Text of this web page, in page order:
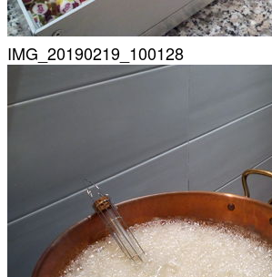
IMG_20190219_100128